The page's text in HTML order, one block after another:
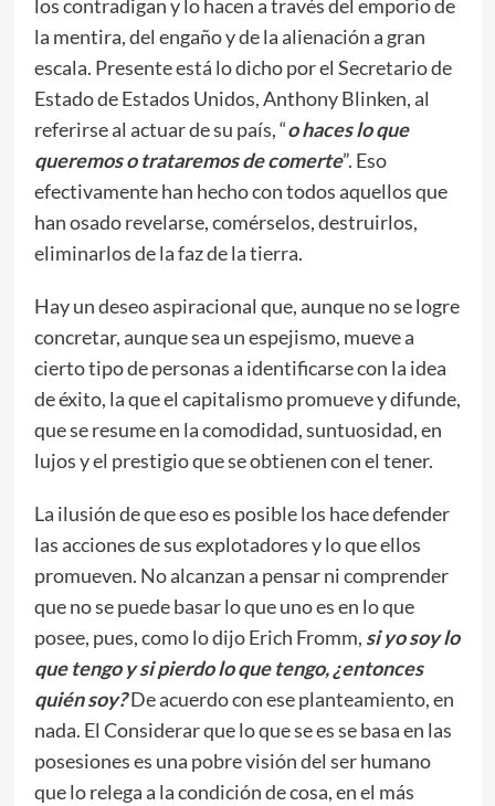
los contradigan y lo hacen a través del emporio de
la mentira, del engaño y de la alienación a gran
escala. Presente está lo dicho por el Secretario de
Estado de Estados Unidos, Anthony Blinken, al
referirse al actuar de su país, “o haces lo que
queremos o trataremos de comerte”. Eso
efectivamente han hecho con todos aquellos que
han osado revelarse, comérselos, destruirlos,
eliminarlos de la faz de la tierra.
Hay un deseo aspiracional que, aunque no se logre
concretar, aunque sea un espejismo, mueve a
cierto tipo de personas a identificarse con la idea
de éxito, la que el capitalismo promueve y difunde,
que se resume en la comodidad, suntuosidad, en
lujos y el prestigio que se obtienen con el tener.
La ilusión de que eso es posible los hace defender
las acciones de sus explotadores y lo que ellos
promueven. No alcanzan a pensar ni comprender
que no se puede basar lo que uno es en lo que
posee, pues, como lo dijo Erich Fromm, si yo soy lo
que tengo y si pierdo lo que tengo, ¿entonces
quién soy?De acuerdo con ese planteamiento, en
nada. El Considerar que lo que se es se basa en las
posesiones es una pobre visión del ser humano
que lo relega a la condición de cosa, en el más